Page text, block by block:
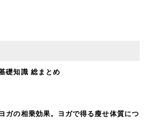
礎知識 総まとめ
ガの相乗効果。ヨガで得る瘦せ体質につ